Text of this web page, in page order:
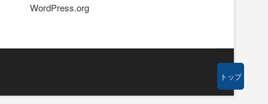
WordPress.org
トップ